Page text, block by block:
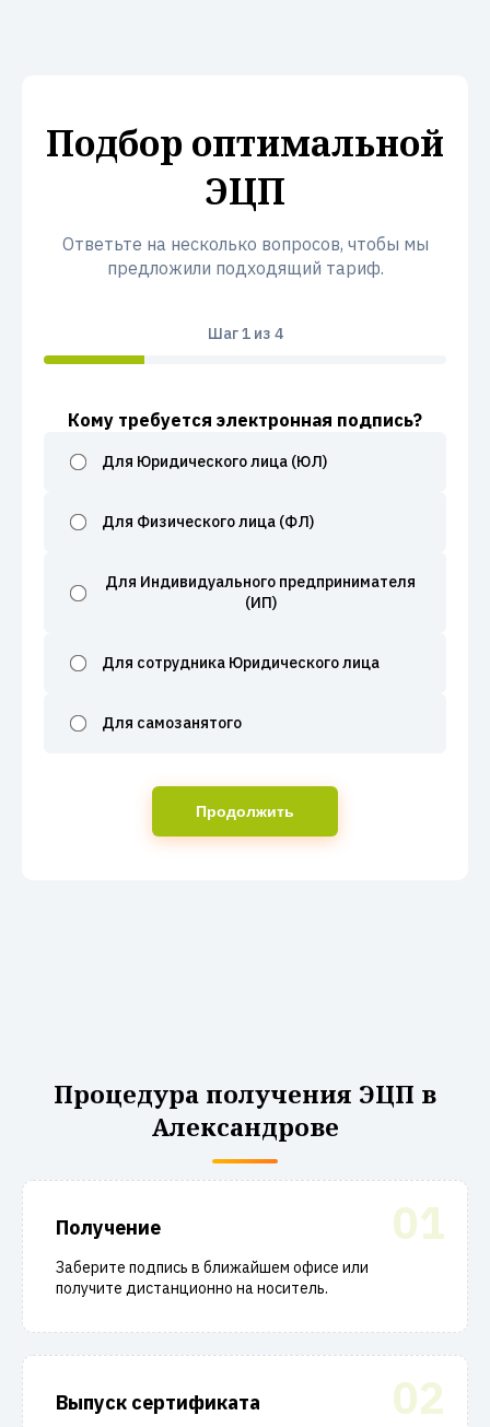
Подбор оптимальной
ЭЦП
Ответьте на несколько вопросов, чтобы мы
предложили подходящий тариф.
Шаг1из 4
Кому требуется электронная подпись?
Для Юридического лица (ЮЛ)
Для Физического лица (ФЛ)
Для Индивидуального предпринимателя
(ИП)
Для сотрудника Юридического лица
Для самозанятого
Продолжить
Процедура получения ЭЦП в
Александрове
01
Получение
Заберите подпись в ближайшем офисе или
получите дистанционно на носитель.
02
Выпуск сертификата